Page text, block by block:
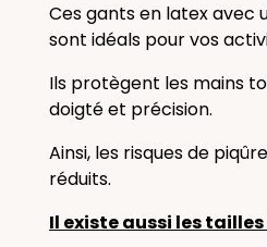
Ces gants en latex avec
sont idéals pour vos
Ils protègent les mains
doigté et précision.
Ainsi, les risques de
réduits.
Il existe aussi les